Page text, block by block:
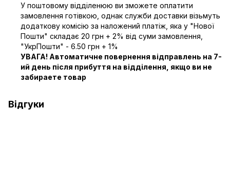
У поштовому відділенюю ви зможете оплатити
замовлення готівкою, однак служби доставки візьмуть
додаткову комісію за наложений платіж, яка у "Нової
Пошти" складає 20 грн + 2% від суми замовлення,
"УкрПошти" - 6.50 грн + 1%
УВАГА! Автоматичне повернення відправлень на 7-
ий день після прибуття на відділення, якщо ви не
забираете товар
Відгуки